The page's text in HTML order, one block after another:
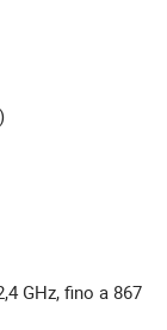
GHz, fino a 867